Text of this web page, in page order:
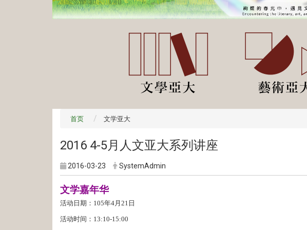
首页 文学亚大
2016 4-5月人文亚大系列讲座
2016-03-23 SystemAdmin
文学嘉年华
活动日期：105年4月21日
活动时间：13:10-15:00